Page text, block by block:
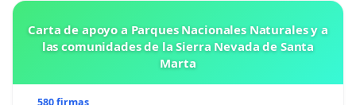
Carta de apoyo a Parques Nacionales Naturales y a
las comunidades de la Sierra Nevada de Santa
Marta